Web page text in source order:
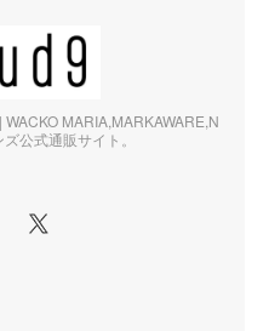
MARIA,MARKAWARE,N
公式通販サイト。